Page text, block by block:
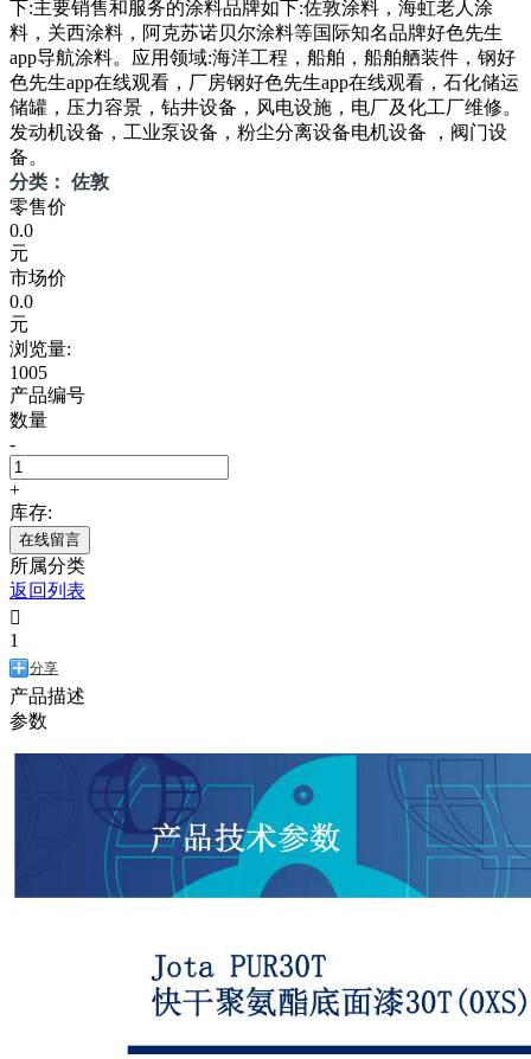
下:主要销售和服务的涂料品牌如下:佐敦涂料，海虹老人涂
料，关西涂料，阿克苏诺贝尔涂料等国际知名品牌好色先生
app导航涂料。应用领域:海洋工程，船舶，船舶舾装件，钢好
色先生app在线观看，厂房钢好色先生app在线观看，石化储运
储罐，压力容景，钻井设备，风电设施，电厂及化工厂维修。
发动机设备，工业泵设备，粉尘分离设备电机设备 ，阀门设
备。
分类： 佐敦
零售价
0.0
元
市场价
0.0
元
浏览量:
1005
产品编号
数量
-
+
库存:
在线留言
所属分类
返回列表

1
分享
产品描述
参数